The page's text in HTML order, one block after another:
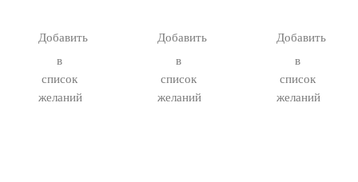
Добавить
в
список
желаний
Добавить
в
список
желаний
Добавить
в
список
желаний